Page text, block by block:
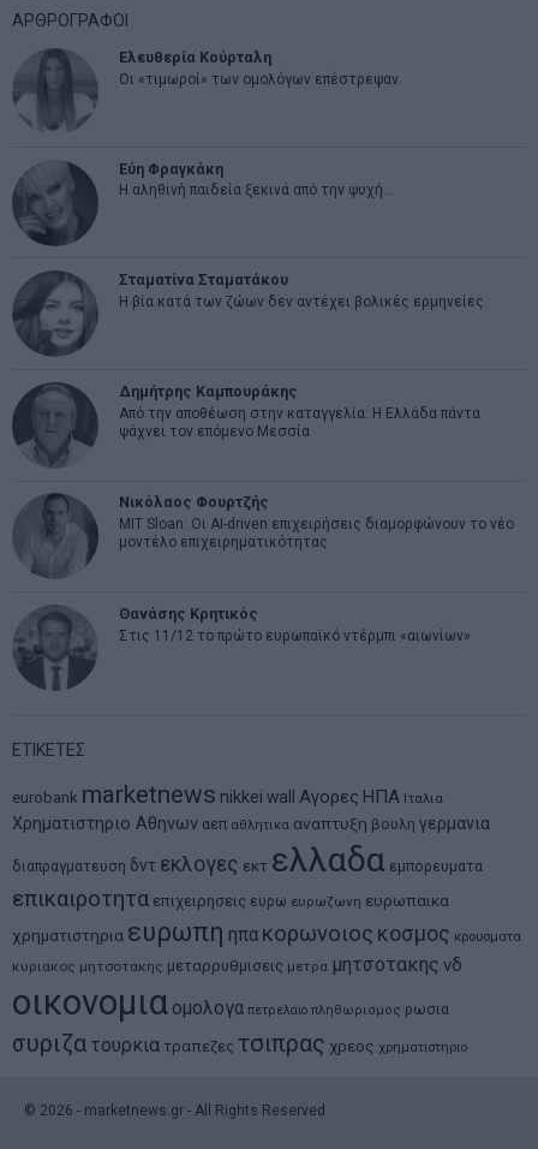
ΑΡΘΡΟΓΡΑΦΟΙ
Ελευθερία Κούρταλη
Οι «τιμωροί» των ομολόγων επέστρεψαν
Εύη Φραγκάκη
Η αληθινή παιδεία ξεκινά από την ψυχή…
Σταματίνα Σταματάκου
Η βία κατά των ζώων δεν αντέχει βολικές ερμηνείες
Δημήτρης Καμπουράκης
Από την αποθέωση στην καταγγελία: Η Ελλάδα πάντα
ψάχνει τον επόμενο Μεσσία
Νικόλαος Φουρτζής
MIT Sloan: Οι AI-driven επιχειρήσεις διαμορφώνουν το νέο
μοντέλο επιχειρηματικότητας
Θανάσης Κρητικός
Στις 11/12 το πρώτο ευρωπαϊκό ντέρμπι «αιωνίων»
ΕΤΙΚΕΤΕΣ
eurobank marketnews nikkei wall Αγορες ΗΠΑ Ιταλια
Χρηματιστηριο Αθηνων αεπ αθλητικα αναπτυξη βουλη γερμανια
διαπραγματευση δντ εκλογες εκτ ελλαδα εμπορευματα
επικαιροτητα επιχειρησεις ευρω ευρωζωνη ευρωπαικα
χρηματιστηρια ευρωπη ηπα κορωνοιος κοσμος κρουσματα
κυριακος μητσοτακης μεταρρυθμισεις μετρα μητσοτακης νδ
οικονομια ομολογα πετρελαιο πληθωρισμος ρωσια
συριζα τουρκια τραπεζες τσιπρας χρεος χρηματιστηριο
© 2026 - marketnews.gr - All Rights Reserved